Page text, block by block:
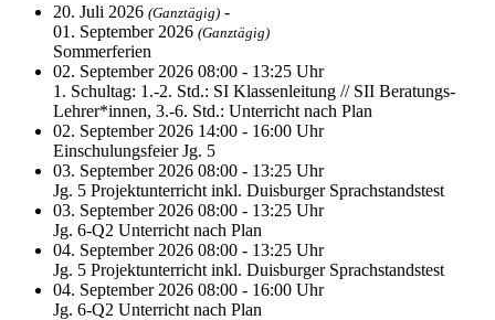
20. Juli 2026 (Ganztägig) -
01. September 2026 (Ganztägig)
Sommerferien
02. September 2026 08:00 - 13:25 Uhr
1. Schultag: 1.-2. Std.: SI Klassenleitung // SII Beratungs-
Lehrer*innen, 3.-6. Std.: Unterricht nach Plan
02. September 2026 14:00 - 16:00 Uhr
Einschulungsfeier Jg. 5
03. September 2026 08:00 - 13:25 Uhr
Jg. 5 Projektunterricht inkl. Duisburger Sprachstandstest
03. September 2026 08:00 - 13:25 Uhr
Jg. 6-Q2 Unterricht nach Plan
04. September 2026 08:00 - 13:25 Uhr
Jg. 5 Projektunterricht inkl. Duisburger Sprachstandstest
04. September 2026 08:00 - 16:00 Uhr
Jg. 6-Q2 Unterricht nach Plan